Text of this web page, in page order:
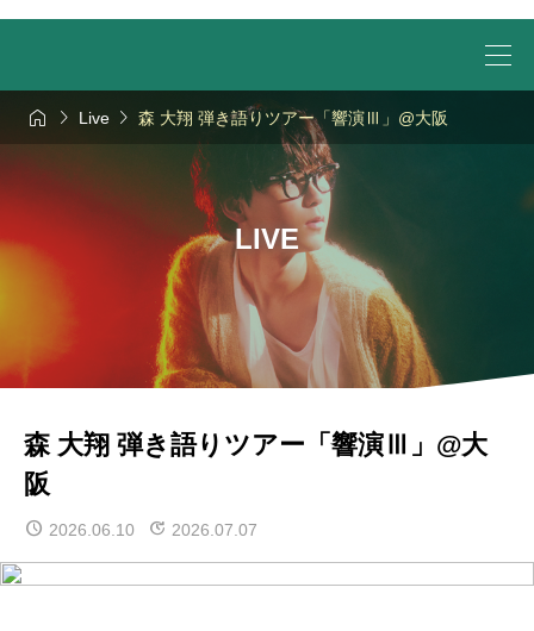
  Live  森 大翔 弾き語りツアー「響演Ⅲ」@大阪
LIVE
森 大翔 弾き語りツアー「響演Ⅲ」@大
阪
2026.06.10 2026.07.07